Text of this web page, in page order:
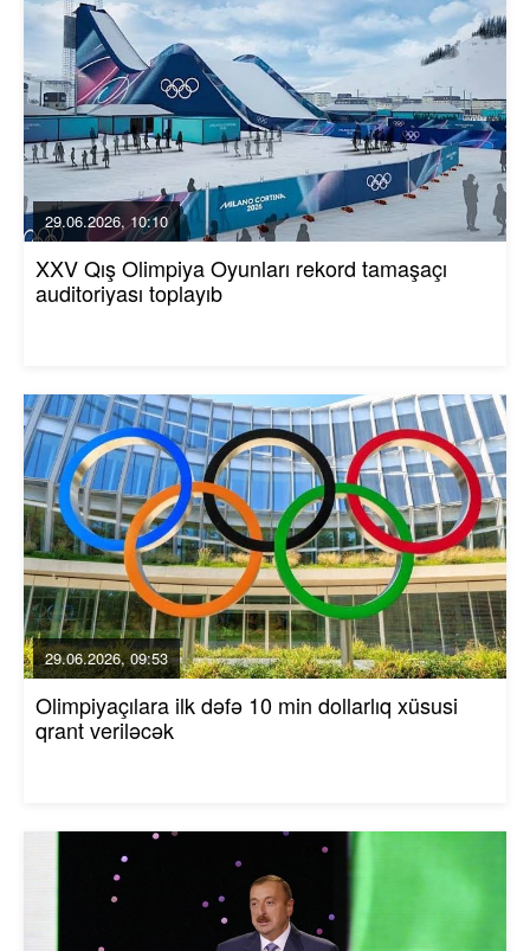
29.06.2026, 10:10
XXV Qış Olimpiya Oyunları rekord tamaşaçı
auditoriyası toplayıb
29.06.2026, 09:53
Olimpiyaçılara ilk dəfə 10 min dollarlıq xüsusi
qrant veriləcək